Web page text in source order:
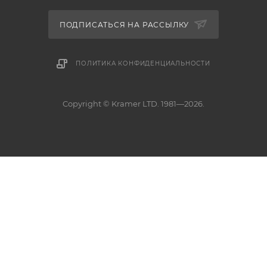
ПОДПИСАТЬСЯ НА РАССЫЛКУ
ПОЛИТИКА КОНФИДЕНЦИАЛЬНОСТИ
Copyright © Kramer LTD. 1981—2026.